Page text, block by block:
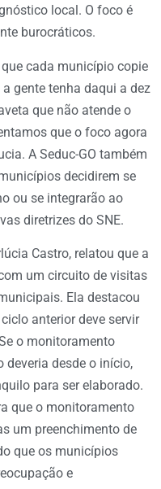
local. O foco é
burocráticos.
que cada município copie
gente tenha daqui a dez
que não atende o
que o foco agora
A Seduc-GO também
decidirem se
ou se integrarão ao
diretrizes do SNE.
Castro, relatou que a
um circuito de visitas
Ela destacou
anterior deve servir
o monitoramento
desde o início,
para ser elaborado.
que o monitoramento
um preenchimento de
que os municípios
e